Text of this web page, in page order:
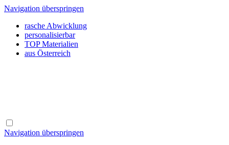
Navigation überspringen
rasche Abwicklung
personalisierbar
TOP Materialien
aus Österreich
Navigation überspringen